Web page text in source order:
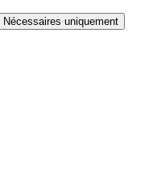
Nécessaires uniquement